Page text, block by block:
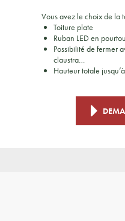
Vous avez le choix de la
Toiture plate
Ruban LED en
Possibilité de fermer
claustra…
Hauteur totale